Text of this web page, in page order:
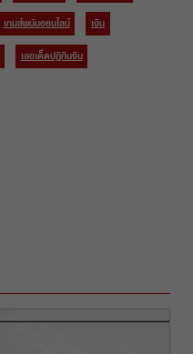
เกมส์พนันออนไลน์
เงิน
เลขเด็ดปฏิทินจีน